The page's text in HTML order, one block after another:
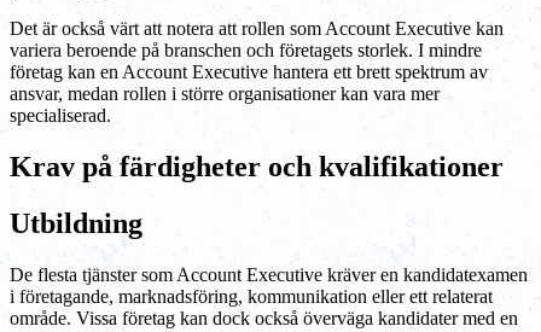
Det är också värt att notera att rollen som Account Executive kan
variera beroende på branschen och företagets storlek. I mindre
företag kan en Account Executive hantera ett brett spektrum av
ansvar, medan rollen i större organisationer kan vara mer
specialiserad.
Krav på färdigheter och kvalifikationer
Utbildning
De flesta tjänster som Account Executive kräver en kandidatexamen
i företagande, marknadsföring, kommunikation eller ett relaterat
område. Vissa företag kan dock också överväga kandidater med en